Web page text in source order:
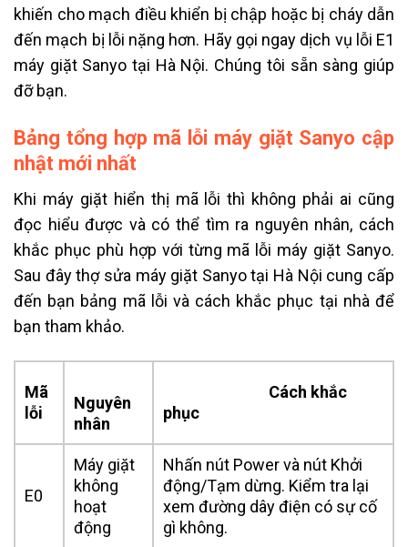
khiến cho mạch điều khiển bị chập hoặc bị cháy dẫn
đến mạch bị lỗi nặng hơn. Hãy gọi ngay dịch vụ lỗi E1
máy giặt Sanyo tại Hà Nội. Chúng tôi sẵn sàng giúp
đỡ bạn.
Bảng tổng hợp mã lỗi máy giặt Sanyo cập
nhật mới nhất
Khi máy giặt hiển thị mã lỗi thì không phải ai cũng
đọc hiểu được và có thể tìm ra nguyên nhân, cách
khắc phục phù hợp với từng mã lỗi máy giặt Sanyo.
Sau đây thợ sửa máy giặt Sanyo tại Hà Nội cung cấp
đến bạn bảng mã lỗi và cách khắc phục tại nhà để
bạn tham khảo.
Mã
lỗi
Nguyên
nhân
Cách khắc
phục
E0
Máy giặt
không
hoạt
động
Nhấn nút Power và nút Khởi
động/Tạm dừng. Kiểm tra lại
xem đường dây điện có sự cố
gì không.